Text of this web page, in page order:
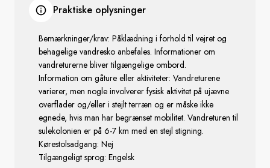
Praktiske oplysninger
Bemærkninger/krav: Påklædning i forhold til vejret og
behagelige vandresko anbefales. Informationer om
vandreturerne bliver tilgængelige ombord.
Information om gåture eller aktiviteter: Vandreturene
varierer, men nogle involverer fysisk aktivitet på ujævne
overflader og/eller i stejlt terræn og er måske ikke
egnede, hvis man har begrænset mobilitet. Vandreturen til
sulekolonien er på 6-7 km med en stejl stigning.
Kørestolsadgang: Nej
Tilgængeligt sprog: Engelsk